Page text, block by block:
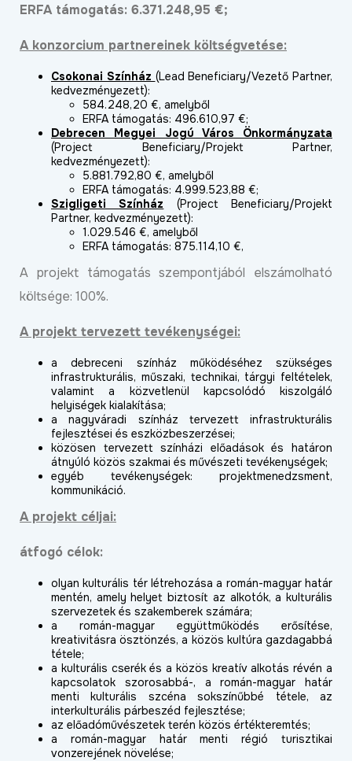
ERFA támogatás: 6.371.248,95 €;
A konzorcium partnereinek költségvetése:
Csokonai Színház (Lead Beneficiary/Vezető Partner,
kedvezményezett):
584.248,20 €, amelyből
ERFA támogatás: 496.610,97 €;
Debrecen Megyei Jogú Város Önkormányzata
(Project Beneficiary/Projekt Partner,
kedvezményezett):
5.881.792,80 €, amelyből
ERFA támogatás: 4.999.523,88 €;
Szigligeti Színház (Project Beneficiary/Projekt
Partner, kedvezményezett):
1.029.546 €, amelyből
ERFA támogatás: 875.114,10 €,
A projekt támogatás szempontjából elszámolható
költsége: 100%.
A projekt tervezett tevékenységei:
a debreceni színház működéséhez szükséges
infrastrukturális, műszaki, technikai, tárgyi feltételek,
valamint a közvetlenül kapcsolódó kiszolgáló
helyiségek kialakítása;
a nagyváradi színház tervezett infrastrukturális
fejlesztései és eszközbeszerzései;
közösen tervezett színházi előadások és határon
átnyúló közös szakmai és művészeti tevékenységek;
egyéb tevékenységek: projektmenedzsment,
kommunikáció.
A projekt céljai:
átfogó célok:
olyan kulturális tér létrehozása a román-magyar határ
mentén, amely helyet biztosít az alkotók, a kulturális
szervezetek és szakemberek számára;
a román-magyar együttműködés erősítése,
kreativitásra ösztönzés, a közös kultúra gazdagabbá
tétele;
a kulturális cserék és a közös kreatív alkotás révén a
kapcsolatok szorosabbá-, a román-magyar határ
menti kulturális szcéna sokszínűbbé tétele, az
interkulturális párbeszéd fejlesztése;
az előadóművészetek terén közös értékteremtés;
a román-magyar határ menti régió turisztikai
vonzerejének növelése;